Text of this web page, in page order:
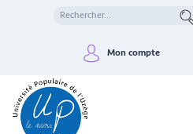
Mon compte